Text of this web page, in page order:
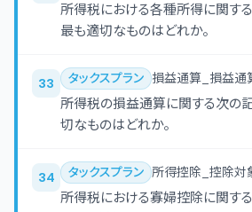
所得税における各種所得に関する
最も適切なものはどれか。
33 タックスプラン 損益通算_損益通
所得税の損益通算に関する次の
切なものはどれか。
34 タックスプラン 所得控除_控除対
所得税における寡婦控除に関する